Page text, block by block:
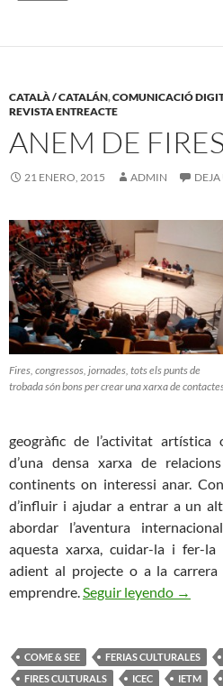
CATALÀ / CATALÁN,COMUNICACIÓ
REVISTA ENTREACTE
ANEM DE FIRES
21 ENERO, 2015 ADMIN
Fires, congressos, jornades, tots els punts de
trobada són bons per crear una xarxa de
geogràfic de l’activitat artística
d’una densa xarxa de
continents on interessi anar.
d’influir i ajudar a entrar a un
abordar l’aventura
aquesta xarxa, cuidar-la i fer-
adient al projecte o a la carrera
emprendre.Seguir leyendo Anem
→
COME & SEE FERIAS CULTURALES
FIRES CULTURALS
ICEC IETM